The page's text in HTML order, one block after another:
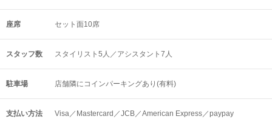
座席 セット面10席
スタッフ数 スタイリスト5人／アシスタント7人
駐車場 店舗隣にコインパーキングあり(有料)
支払い方法 Visa／Mastercard／JCB／American Express／paypay